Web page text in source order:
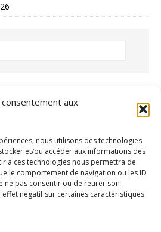
aux
nous utilisons des technologies
et/ou accéder aux informations des
à ces technologies nous permettra de
le comportement de navigation ou les ID
ne pas consentir ou de retirer son
négatif sur certaines caractéristiques